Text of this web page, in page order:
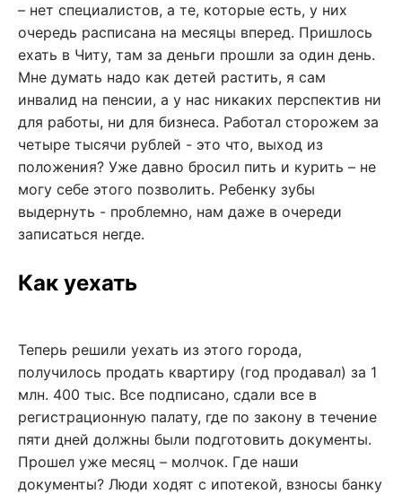
– нет специалистов, а те, которые есть, у них
очередь расписана на месяцы вперед. Пришлось
ехать в Читу, там за деньги прошли за один день.
Мне думать надо как детей растить, я сам
инвалид на пенсии, а у нас никаких перспектив ни
для работы, ни для бизнеса. Работал сторожем за
четыре тысячи рублей - это что, выход из
положения? Уже давно бросил пить и курить – не
могу себе этого позволить. Ребенку зубы
выдернуть - проблемно, нам даже в очереди
записаться негде.
Как уехать
Теперь решили уехать из этого города,
получилось продать квартиру (год продавал) за 1
млн. 400 тыс. Все подписано, сдали все в
регистрационную палату, где по закону в течение
пяти дней должны были подготовить документы.
Прошел уже месяц – молчок. Где наши
документы? Люди ходят с ипотекой, взносы банку